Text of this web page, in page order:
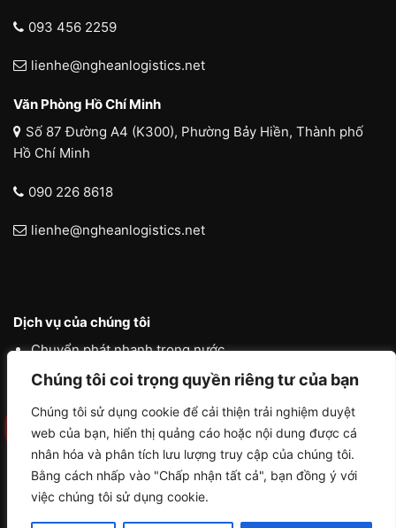
Chúng tôi coi trọng quyền riêng tư của bạn
Chúng tôi sử dụng cookie để cải thiện trải nghiệm duyệt
web của bạn, hiển thị quảng cáo hoặc nội dung được cá
nhân hóa và phân tích lưu lượng truy cập của chúng tôi.
Bằng cách nhấp vào "Chấp nhận tất cả", bạn đồng ý với
việc chúng tôi sử dụng cookie.
093 456 2259
lienhe@ngheanlogistics.net
Văn Phòng Hồ Chí Minh
Số 87 Đường A4 (K300), Phường Bảy Hiền, Thành phố
Hồ Chí Minh
090 226 8618
lienhe@ngheanlogistics.net
Dịch vụ của chúng tôi
Chuyển phát nhanh trong nước
Chuyển phát nhanh quốc tế
Liên vận quốc tế
Logistics vận tải nội địa